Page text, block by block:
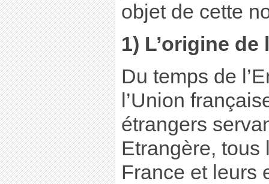
objet de cette
1) L’origine
Du temps de
l’Union
étrangers
Etrangère, tous
France et leurs